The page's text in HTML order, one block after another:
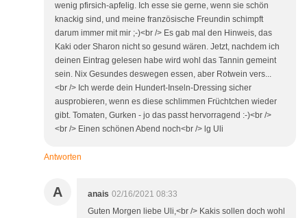
wenig pfirsich-apfelig. Ich esse sie gerne, wenn sie schön
knackig sind, und meine französische Freundin schimpft
darum immer mit mir ;-)<br /> Es gab mal den Hinweis, das
Kaki oder Sharon nicht so gesund wären. Jetzt, nachdem ich
deinen Eintrag gelesen habe wird wohl das Tannin gemeint
sein. Nix Gesundes deswegen essen, aber Rotwein vers...
<br /> Ich werde dein Hundert-Inseln-Dressing sicher
ausprobieren, wenn es diese schlimmen Früchtchen wieder
gibt. Tomaten, Gurken - jo das passt hervorragend :-)<br />
<br /> Einen schönen Abend noch<br /> lg Uli
Antworten
A anais 02/16/2021 08:33
Guten Morgen liebe Uli,<br /> Kakis sollen doch wohl